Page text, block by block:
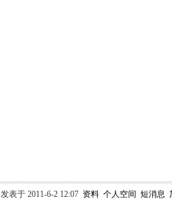
发表于 2011-6-2 12:07 资料 个人空间 短消息